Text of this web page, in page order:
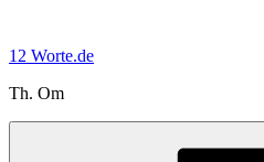
springen
12 Worte.de
Th. Om